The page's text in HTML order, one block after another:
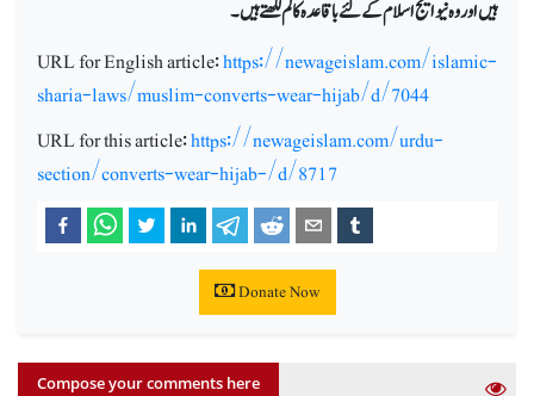
ہیں اور وہ نیو ایج اسلام کے لئے باقاعدہ کالم لکھتے ہیں۔
URL for English article:https://newageislam.com/islamic-
sharia-laws/muslim-converts-wear-hijab/d/7044
URL for this article:https://newageislam.com/urdu-
section/converts-wear-hijab-/d/8717
Donate Now
Compose your comments here